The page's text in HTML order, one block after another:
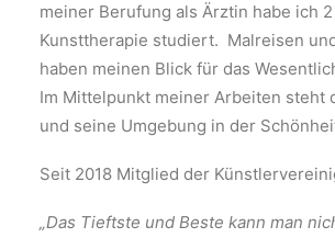
meiner Berufung als Ärztin habe ich
Kunsttherapie studiert. Malreisen
haben meinen Blick für das
Im Mittelpunkt meiner Arbeiten steht
und seine Umgebung in der
Seit 2018 Mitglied der
„Das Tieftste und Beste kann man